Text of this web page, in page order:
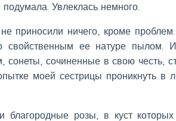
Увлеклась немного.
приносили ничего, кроме
свойственным ее натуре пылом.
сочиненные в свою честь,
моей сестрицы проникнуть в
розы, в куст которых